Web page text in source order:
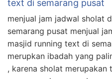
text di semarang pusat
menjual jam jadwal sholat
semarang pusat menjual
masjid running text di
merupkan ibadah yang
, karena sholat merupakan